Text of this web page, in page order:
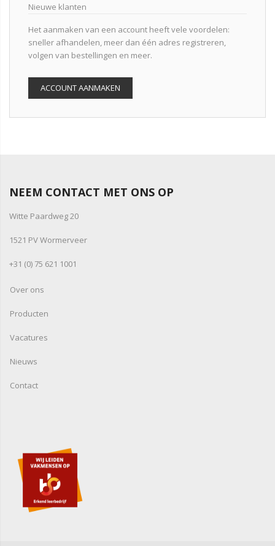
Nieuwe klanten
Het aanmaken van een account heeft vele voordelen:
sneller afhandelen, meer dan één adres registreren,
volgen van bestellingen en meer.
ACCOUNT AANMAKEN
NEEM CONTACT MET ONS OP
Witte Paardweg 20
1521 PV Wormerveer
+31 (0) 75 621 1001
Over ons
Producten
Vacatures
Nieuws
Contact